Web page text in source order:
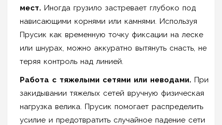
мест. Иногда грузило застревает глубоко под
нависающими корнями или камнями. Используя
Прусик как временную точку фиксации на леске
или шнурах, можно аккуратно вытянуть снасть, не
теряя контроль над линией.
Работа с тяжелыми сетями или неводами. При
закидывании тяжелых сетей вручную физическая
нагрузка велика. Прусик помогает распределить
усилие и предотвратить случайное падение сети